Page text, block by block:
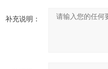
补充说明：